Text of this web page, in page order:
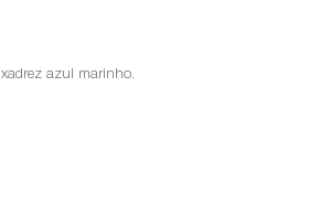
azul marinho.